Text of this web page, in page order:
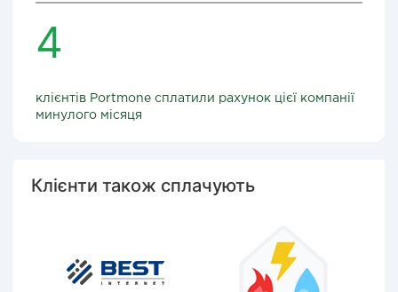
4
клієнтів Portmone сплатили рахунок цієї компанії
минулого місяця
Клієнти також сплачують